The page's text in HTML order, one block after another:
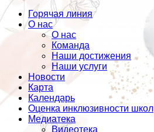
Горячая линия
О нас
О нас
Команда
Наши достижения
Наши услуги
Новости
Карта
Календарь
Оценка инклюзивности школ
Медиатека
Видеотека